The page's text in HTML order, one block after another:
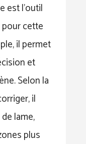
est l’outil
cette
il permet
et
Selon la
il
lame,
plus